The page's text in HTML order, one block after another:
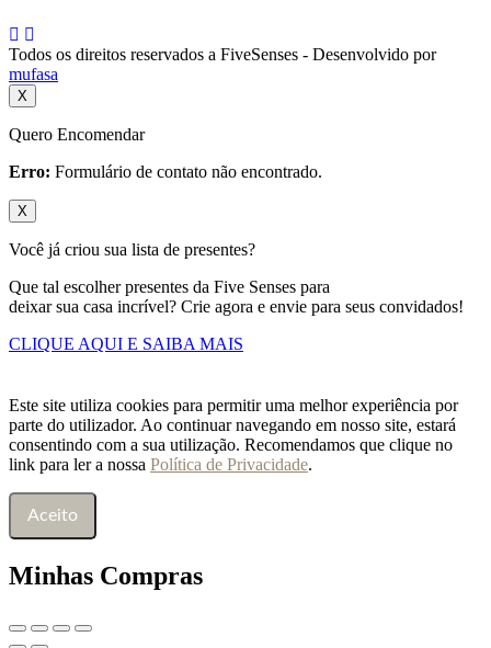
Todos os direitos reservados a FiveSenses - Desenvolvido por
mufasa
X
Quero Encomendar
Erro: Formulário de contato não encontrado.
X
Você já criou sua lista de presentes?
Que tal escolher presentes da Five Senses para
deixar sua casa incrível? Crie agora e envie para seus convidados!
CLIQUE AQUI E SAIBA MAIS
Este site utiliza cookies para permitir uma melhor experiência por
parte do utilizador. Ao continuar navegando em nosso site, estará
consentindo com a sua utilização. Recomendamos que clique no
link para ler a nossa Política de Privacidade.
Aceito
Minhas Compras